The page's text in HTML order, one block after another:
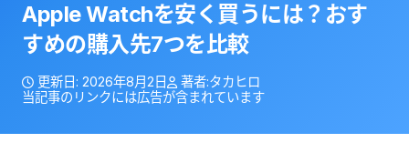
Apple Watchを安く買うには？おす
すめの購入先7つを比較
更新日: 2026年8月2日 著者:タカヒロ
当記事のリンクには広告が含まれています